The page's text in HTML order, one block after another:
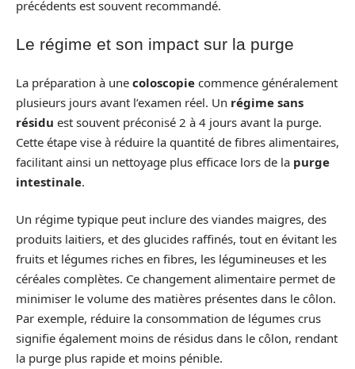
précédents est souvent recommandé.
Le régime et son impact sur la purge
La préparation à une coloscopie commence généralement
plusieurs jours avant l’examen réel. Un régime sans
résidu est souvent préconisé 2 à 4 jours avant la purge.
Cette étape vise à réduire la quantité de fibres alimentaires,
facilitant ainsi un nettoyage plus efficace lors de la purge
intestinale.
Un régime typique peut inclure des viandes maigres, des
produits laitiers, et des glucides raffinés, tout en évitant les
fruits et légumes riches en fibres, les légumineuses et les
céréales complètes. Ce changement alimentaire permet de
minimiser le volume des matières présentes dans le côlon.
Par exemple, réduire la consommation de légumes crus
signifie également moins de résidus dans le côlon, rendant
la purge plus rapide et moins pénible.